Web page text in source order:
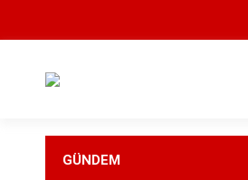
GÜNDEM